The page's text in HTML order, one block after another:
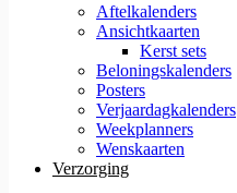
Aftelkalenders
Ansichtkaarten
Kerst sets
Beloningskalenders
Posters
Verjaardagkalenders
Weekplanners
Wenskaarten
Verzorging